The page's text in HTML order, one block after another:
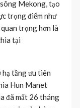
Mekong, tạo
trọng điểm như
trọng hơn là
tại
hạ tầng ưu tiên
Hun Manet
đã mất 26 tháng